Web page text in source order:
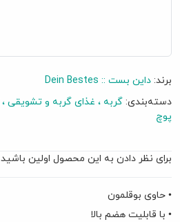
برند: داین بست :: Dein Bestes
دسته‌بندی: گربه غذای گربه و تشویقی
پوچ
برای نظر دادن به این محصول اولین باشید
• حاوی بوقلمون
• با قابلیت هضم بالا